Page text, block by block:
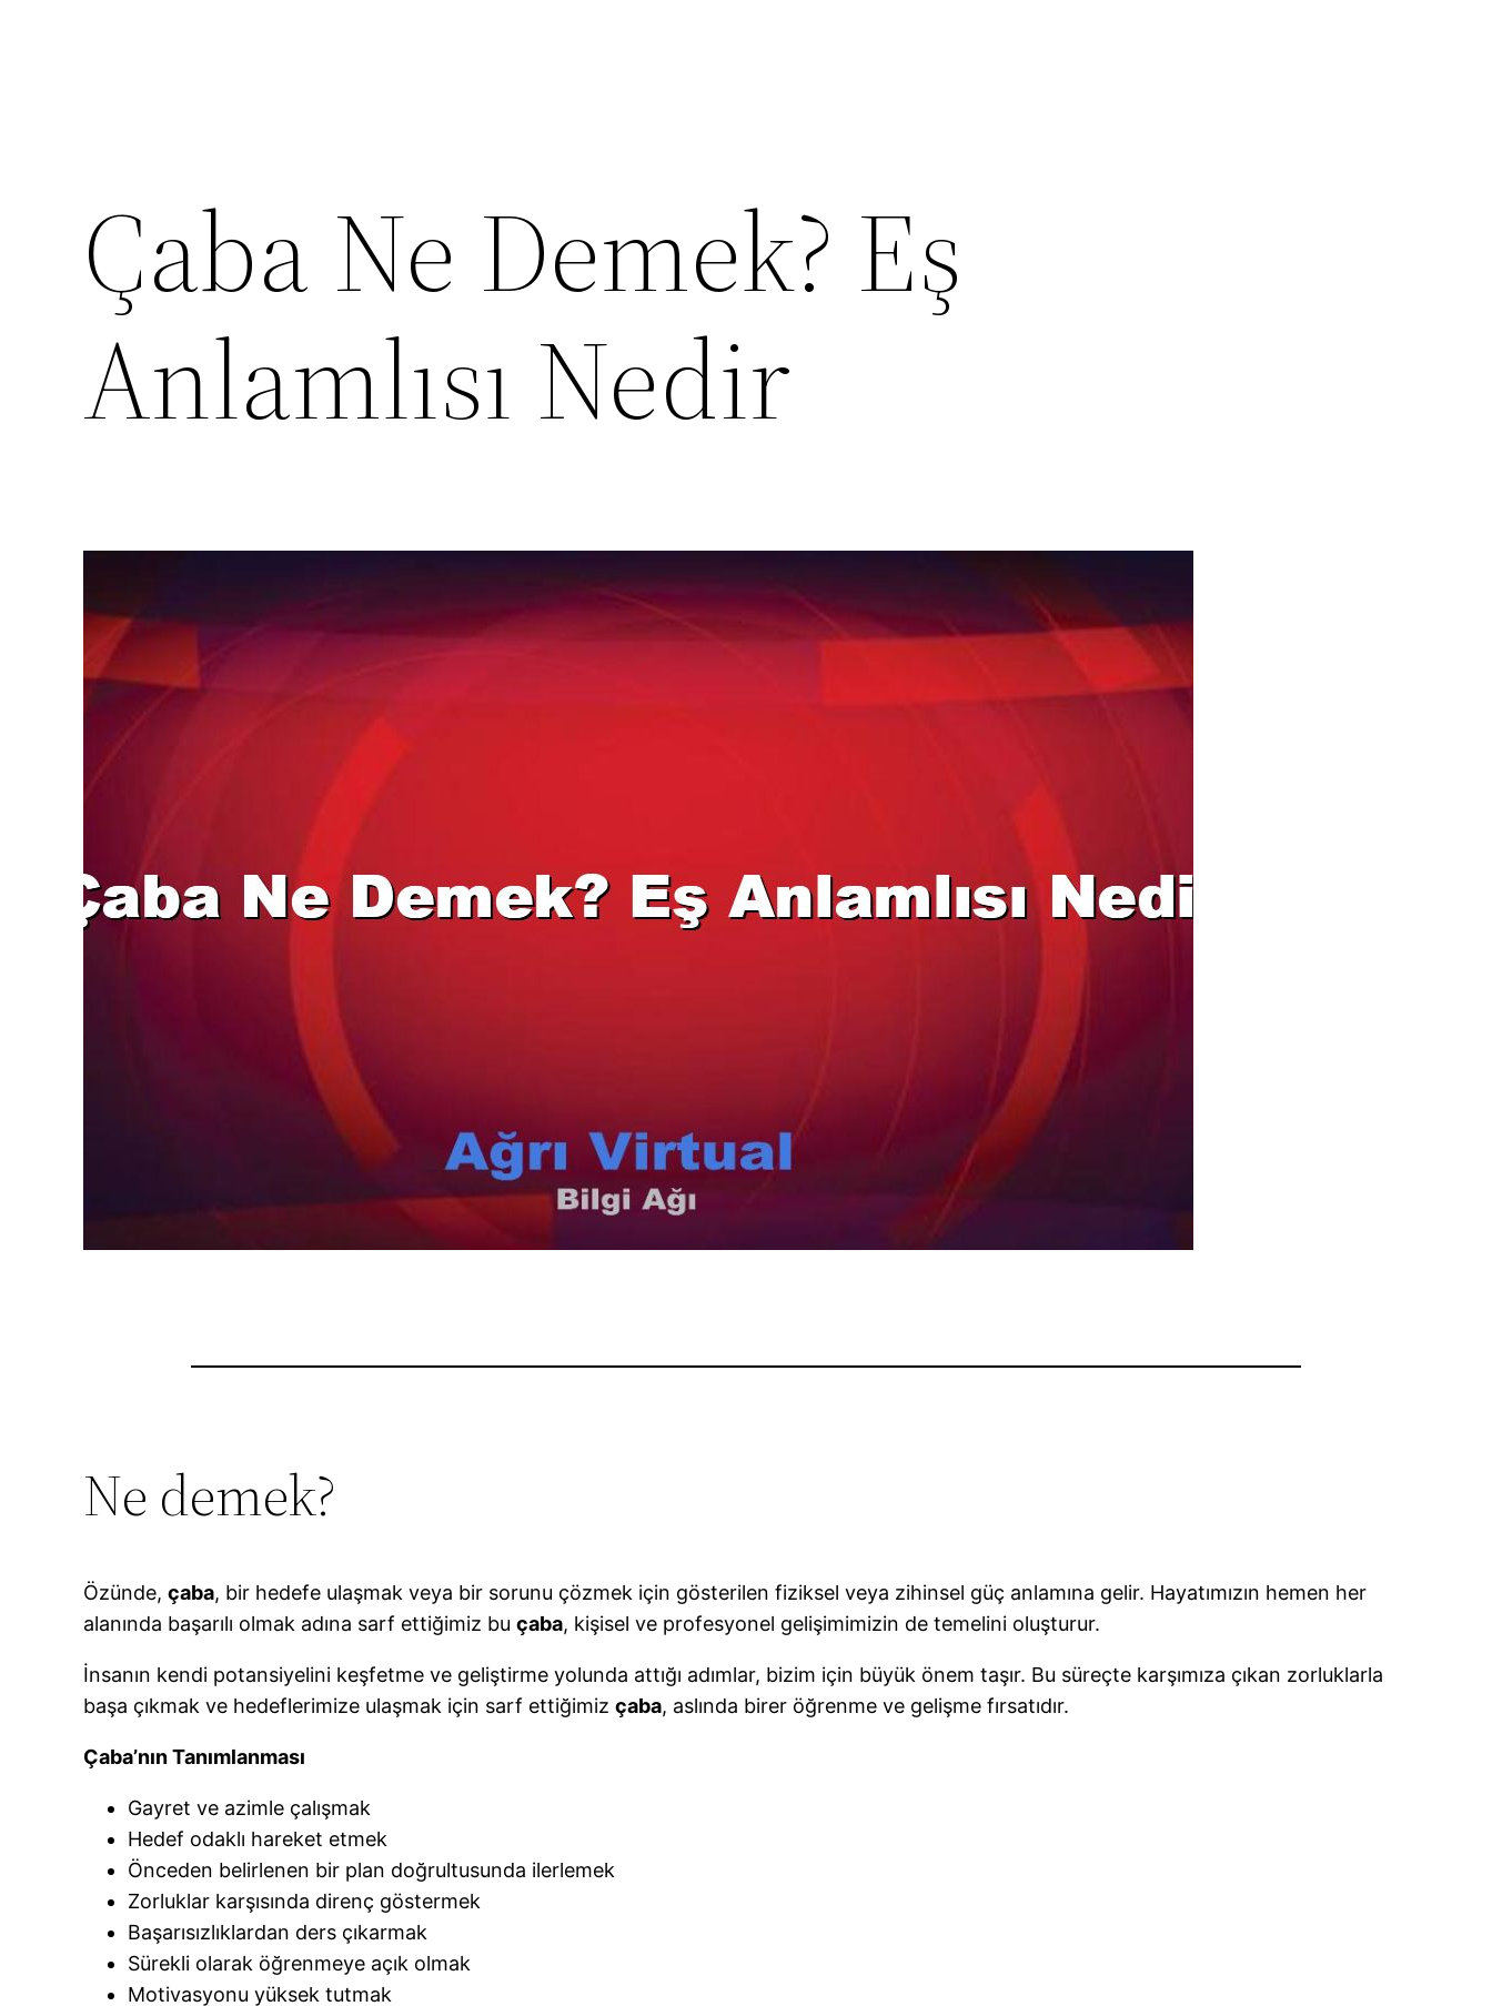
Çaba Ne Demek? Eş
Anlamlısı Nedir
Ne demek?
Özünde,çaba, bir hedefe ulaşmak veya bir sorunu çözmek için gösterilen fiziksel veya zihinsel güç anlamına gelir. Hayatımızın hemen her
alanında başarılı olmak adına sarf ettiğimiz buçaba, kişisel ve profesyonel gelişimimizin de temelini oluşturur.
İnsanın kendi potansiyelini keşfetme ve geliştirme yolunda attığı adımlar, bizim için büyük önem taşır. Bu süreçte karşımıza çıkan zorluklarla
başa çıkmak ve hedeflerimize ulaşmak için sarf ettiğimizçaba, aslında birer öğrenme ve gelişme fırsatıdır.
Çaba’nın Tanımlanması
Gayret ve azimle çalışmak
Hedef odaklı hareket etmek
Önceden belirlenen bir plan doğrultusunda ilerlemek
Zorluklar karşısında direnç göstermek
Başarısızlıklardan ders çıkarmak
Sürekli olarak öğrenmeye açık olmak
Motivasyonu yüksek tutmak